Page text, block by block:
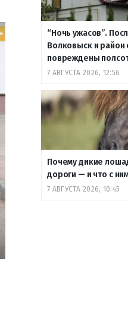
“Ночь ужасов”.
Волковыск и район
повреждены
7 АВГУСТА 2026, 12:56
Почему дикие
дороги — и что с
7 АВГУСТА 2026, 10:45